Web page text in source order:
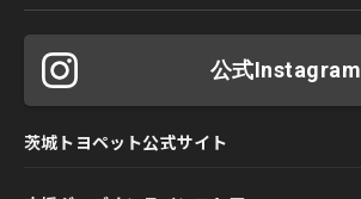
公式Instagram
茨城トヨペット公式サイト